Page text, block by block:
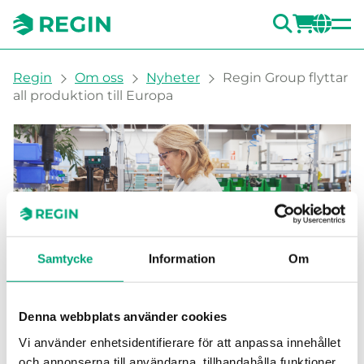
Samtycke Information Om
Denna webbplats använder cookies
Vi använder enhetsidentifierare för att anpassa innehållet
SÖK
You are here:
Regin Om oss Nyheter
Regin Group flyttar
all produktion till Europa
Regin Group flyttar all
produktion till Europa
Regin Group flyttar all sin produktion till